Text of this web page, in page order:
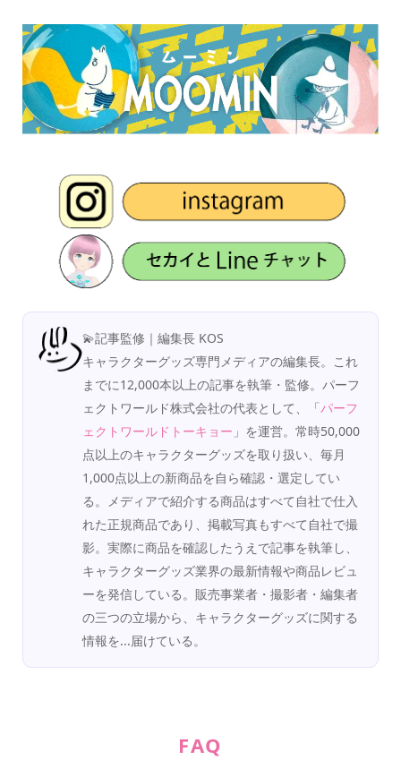
💫記事監修｜編集長 KOS
キャラクターグッズ専門メディアの編集長。これ
までに12,000本以上の記事を執筆・監修。パーフ
ェクトワールド株式会社の代表として、「パーフ
ェクトワールドトーキョー 」を運営。常時50,000
点以上のキャラクターグッズを取り扱い、毎月
1,000点以上の新商品を自ら確認・選定してい
る。メディアで紹介する商品はすべて自社で仕入
れた正規商品であり、掲載写真もすべて自社で撮
影。実際に商品を確認したうえで記事を執筆し、
キャラクターグッズ業界の最新情報や商品レビュ
ーを発信している。販売事業者・撮影者・編集者
の三つの立場から、キャラクターグッズに関する
情報を...届けている。
FAQ